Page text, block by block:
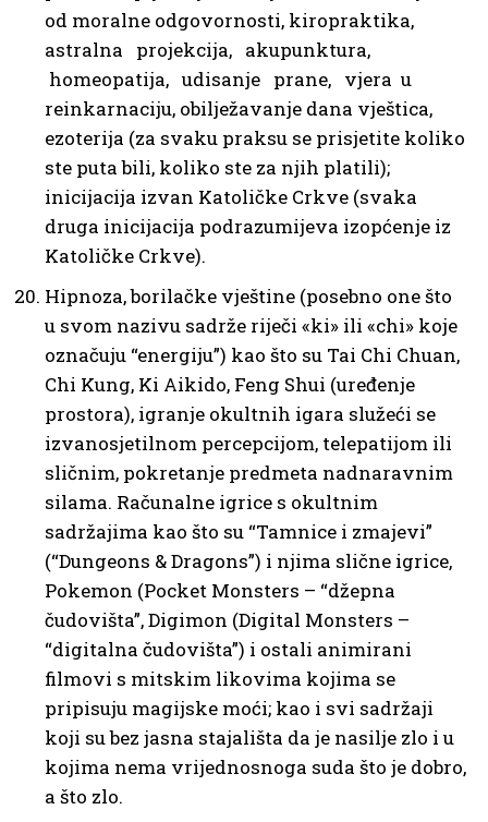
od moralne odgovornosti, kiropraktika,
astralna projekcija, akupunktura,
homeopatija, udisanje prane, vjera u
reinkarnaciju, obilježavanje dana vještica,
ezoterija (za svaku praksu se prisjetite koliko
ste puta bili, koliko ste za njih platili);
inicijacija izvan Katoličke Crkve (svaka
druga inicijacija podrazumijeva izopćenje iz
Katoličke Crkve).
Hipnoza, borilačke vještine (posebno one što
u svom nazivu sadrže riječi «ki» ili «chi» koje
označuju “energiju”) kao što su Tai Chi Chuan,
Chi Kung, Ki Aikido, Feng Shui (uređenje
prostora), igranje okultnih igara služeći se
izvanosjetilnom percepcijom, telepatijom ili
sličnim, pokretanje predmeta nadnaravnim
silama. Računalne igrice s okultnim
sadržajima kao što su “Tamnice i zmajevi”
(“Dungeons & Dragons”) i njima slične igrice,
Pokemon (Pocket Monsters – “džepna
čudovišta”, Digimon (Digital Monsters –
“digitalna čudovišta”) i ostali animirani
filmovi s mitskim likovima kojima se
pripisuju magijske moći; kao i svi sadržaji
koji su bez jasna stajališta da je nasilje zlo i u
kojima nema vrijednosnoga suda što je dobro,
a što zlo.